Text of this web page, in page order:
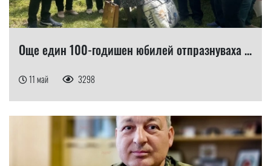
Още един 100-годишен юбилей отпразнуваха ...
11 май 3298